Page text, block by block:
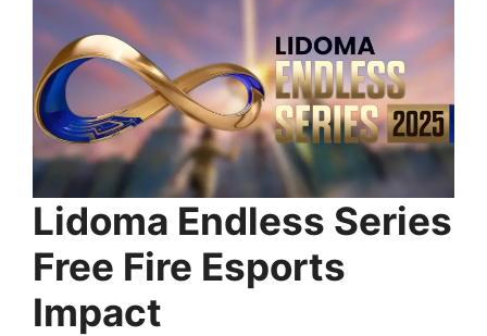
Lidoma Endless Series
Free Fire Esports
Impact